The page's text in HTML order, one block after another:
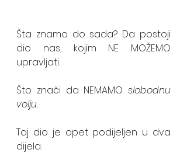
Šta znamo do sada? Da postoji
dio nas, kojim NE MOŽEMO
upravljati.
Što znači da NEMAMO slobodnu
volju.
Taj dio je opet podijeljen u dva
dijela: